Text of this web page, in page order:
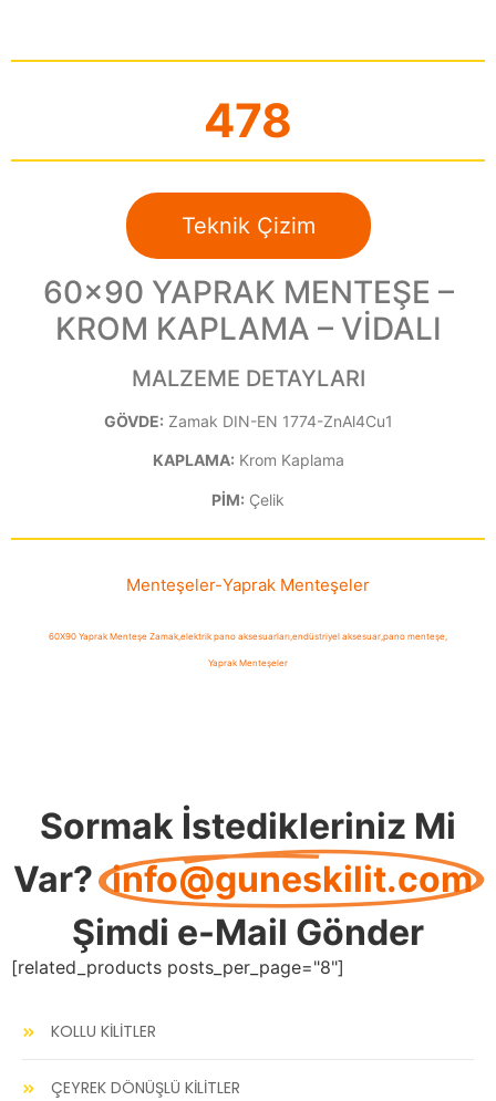
478
Teknik Çizim
60×90 YAPRAK MENTEŞE –
KROM KAPLAMA – VİDALI
MALZEME DETAYLARI
GÖVDE: Zamak DIN-EN 1774-ZnAl4Cu1
KAPLAMA: Krom Kaplama
PİM: Çelik
Menteşeler-Yaprak Menteşeler
60X90 Yaprak Menteşe Zamak,elektrik pano aksesuarları,endüstriyel aksesuar,pano menteşe,
Yaprak Menteşeler
Sormak İstedikleriniz Mi
Var? info@guneskilit.com
Şimdi e-Mail Gönder
[related_products posts_per_page="8"]
KOLLU KİLİTLER
ÇEYREK DÖNÜŞLÜ KİLİTLER